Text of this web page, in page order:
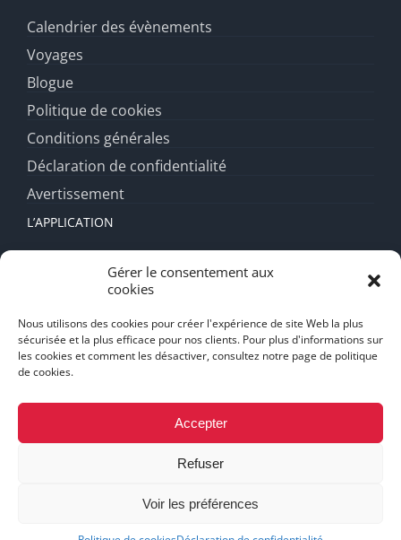
Gérer le consentement aux
cookies
Nous utilisons des cookies pour créer l'expérience de site Web la plus
sécurisée et la plus efficace pour nos clients. Pour plus d'informations sur
les cookies et comment les désactiver, consultez notre page de politique
de cookies.
Accepter
Refuser
Voir les préférences
Calendrier des évènements
Voyages
Blogue
Politique de cookies
Conditions générales
Déclaration de confidentialité
Avertissement
L’APPLICATION
Fonctionnalités
Forfait diamant
FAQ
Support
Mentions Légales